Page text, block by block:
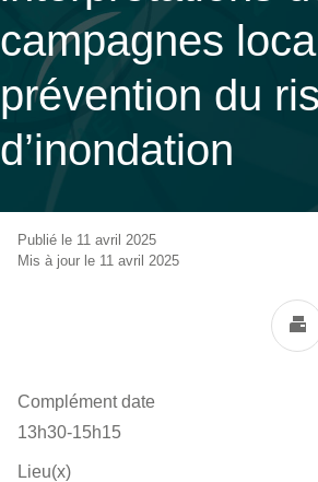
campagnes
prévention du
d’inondation
Publié le 11 avril 2025
Mis à jour le 11 avril 2025
Complément date
13h30-15h15
Lieu(x)